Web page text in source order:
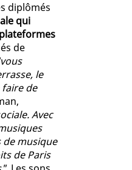
diplômés
qui
de
le
de
Avec
de musique
de Paris